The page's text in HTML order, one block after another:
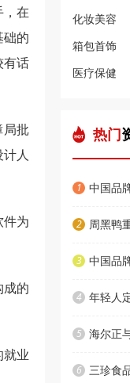
在
的
有话
局批
人
为
的
业
化妆美容
箱包首饰
医疗保健
热门
1 中国品
2 周黑鸭
3 中国品牌
4 年轻人
5 海尔正与
6 三珍食